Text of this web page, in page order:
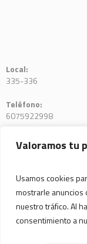
Valoramos tu
Usamos cookies
mostrarle
nuestro tráfico. Al
consentimiento a
Local:
335-336
Teléfono:
6075922998
E-mail: